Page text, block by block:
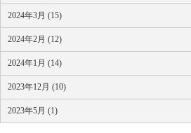
2024年3月 (15)
2024年2月 (12)
2024年1月 (14)
2023年12月 (10)
2023年5月 (1)